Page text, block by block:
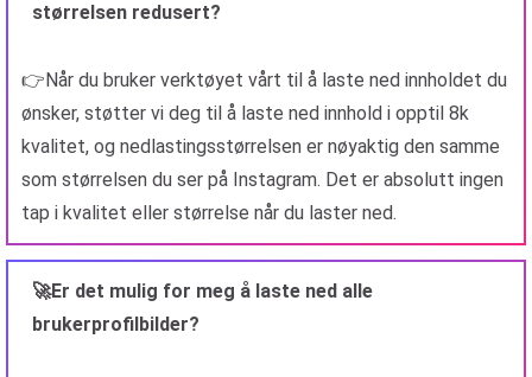
størrelsen redusert?
👉Når du bruker verktøyet vårt til å laste ned innholdet du
ønsker, støtter vi deg til å laste ned innhold i opptil 8k
kvalitet, og nedlastingsstørrelsen er nøyaktig den samme
som størrelsen du ser på Instagram. Det er absolutt ingen
tap i kvalitet eller størrelse når du laster ned.
🚀Er det mulig for meg å laste ned alle
brukerprofilbilder?